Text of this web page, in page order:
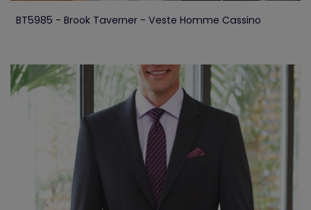
BT5985 - Brook Taverner - Veste Homme Cassino